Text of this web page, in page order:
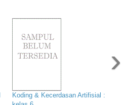
Koding & Kecerdasan Artifisial :
›